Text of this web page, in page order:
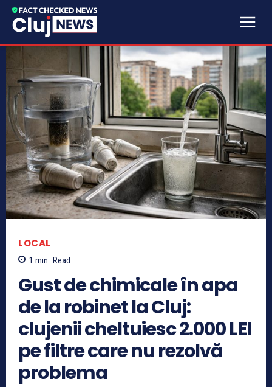
LOCAL
1 min. Read
Gust de chimicale în apa
de la robinet la Cluj:
clujenii cheltuiesc 2.000 LEI
pe filtre care nu rezolvă
problema